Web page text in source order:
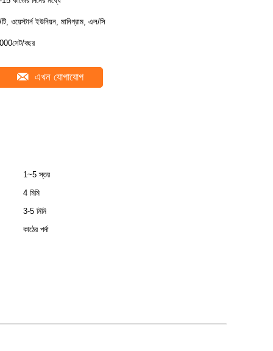
টি, ওয়েস্টার্ন ইউনিয়ন, মানিগ্রাম, এল/সি
বছর
এখন যোগাযোগ
1~5 স্তর
4 মিমি
3-5 মিমি
কাঠের পর্দা